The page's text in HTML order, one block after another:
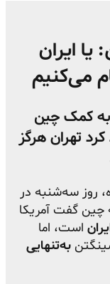
ایران
می‌کنیم
به کمک چین
تهران هرگز
روز سه‌شنبه در
گفت آمریکا
است، اما
به‌تنهایی